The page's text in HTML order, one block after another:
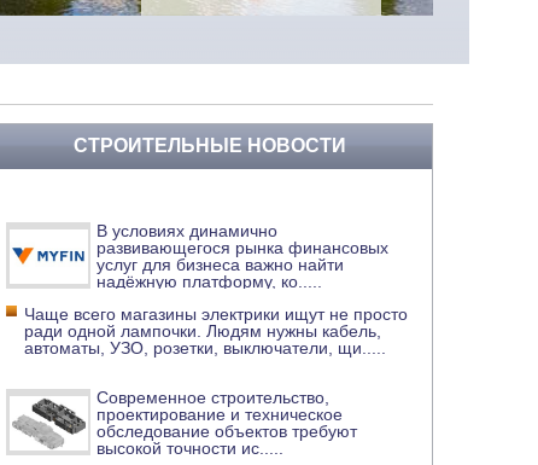
СТРОИТЕЛЬНЫЕ НОВОСТИ
В условиях динамично
развивающегося рынка финансовых
услуг для бизнеса важно найти
надёжную платформу, ко
Чаще всего магазины электрики ищут не просто
ради одной лампочки. Людям нужны кабель,
автоматы, УЗО, розетки, выключатели, щи
Современное строительство,
проектирование и техническое
обследование объектов требуют
высокой точности ис